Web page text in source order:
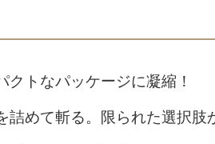
トなパッケージに凝縮！
詰めて斬る。限られた選択肢